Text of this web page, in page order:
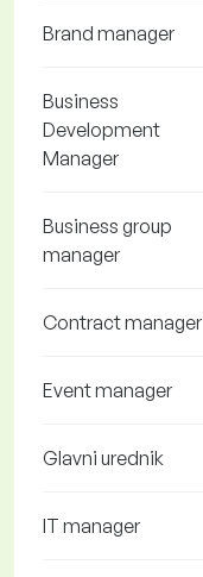
Brand manager
Business
Development
Manager
Business group
manager
Contract manager
Event manager
Glavni urednik
IT manager